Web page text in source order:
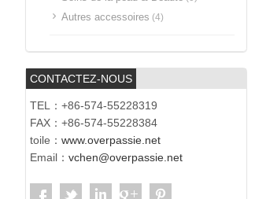
Autres accessoires (4)
CONTACTEZ-NOUS
TEL：+86-574-55228319
FAX：+86-574-55228384
toile： www.overpassie.net
Email： vchen@overpassie.net